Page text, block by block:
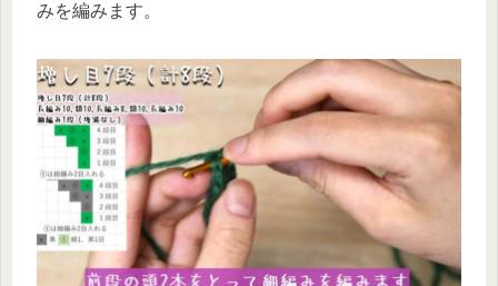
みを編みます。